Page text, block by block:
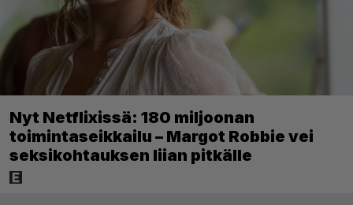
Nyt Netflixissä: 180 miljoonan
toimintaseikkailu – Margot Robbie vei
seksikohtauksen liian pitkälle